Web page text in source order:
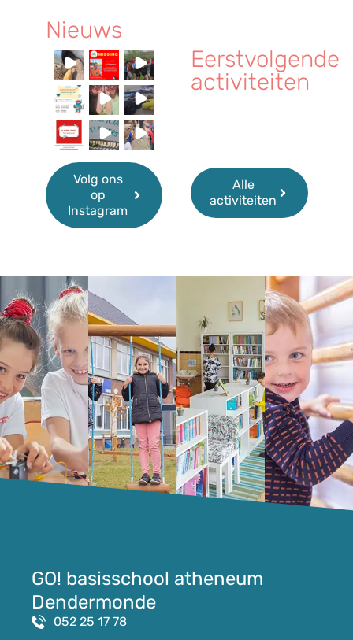
Nieuws
Volg ons
op
Instagram
Eerstvolgende
activiteiten
Alle
activiteiten
GO! basisschool atheneum
Dendermonde
052 25 17 78